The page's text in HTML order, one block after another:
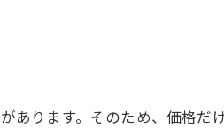
あります。そのため、価格だ